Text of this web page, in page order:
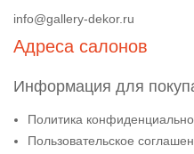
info@gallery-dekor.ru
Адреса салонов
Информация для
Политика
Пользовательское